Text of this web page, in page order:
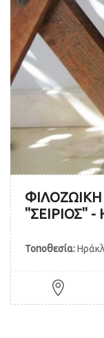
"ΣΕΙΡΙΟΣ" -
Τοποθεσία: